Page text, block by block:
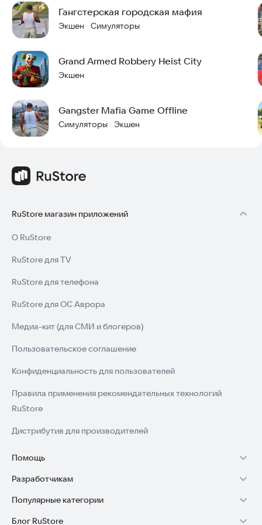
Гангстерская городская мафия
Экшен · Симуляторы
Grand Armed Robbery Heist City
Экшен
Gangster Mafia Game Offline
Симуляторы · Экшен
RuStore магазин приложений
О RuStore
RuStore для TV
RuStore для телефона
RuStore для ОС Аврора
Медиа-кит (для СМИ и блогеров)
Пользовательское соглашение
Конфиденциальность для пользователей
Правила применения рекомендательных технологий
RuStore
Дистрибутив для производителей
Помощь
Установка RuStore на TV
Установка RuStore на телефон
Разработчикам
Зарабатывать с RuStore
Популярные категории
Блог RuStore